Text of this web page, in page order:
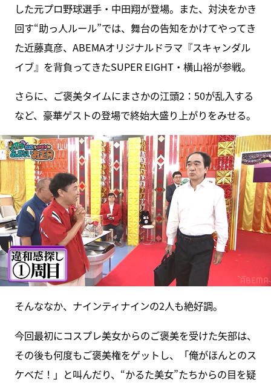
した元プロ野球選手・中田翔が登場。また、対決をかき
回す“助っ人ルール”では、舞台の告知をかけてやってき
た近藤真彦、ABEMAオリジナルドラマ『スキャンダル
イブ』を背負ってきたSUPER EIGHT・横山裕が参戦。
さらに、ご褒美タイムにまさかの江頭2：50が乱入する
など、豪華ゲストの登場で終始大盛り上がりをみせる。
そんななか、ナインティナインの2人も絶好調。
今回最初にコスプレ美女からのご褒美を受けた矢部は、
その後も何度もご褒美権をゲットし、「俺がほんとのス
ケベだ！」と叫んだり、“かるた美女”たちからの目を疑